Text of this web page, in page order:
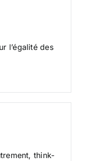
l’égalité des
think-